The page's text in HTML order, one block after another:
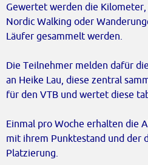
Gewertet werden die
Nordic Walking oder
Läufer gesammelt werden.
Die Teilnehmer melden dafür
an Heike Lau, diese zentral
für den VTB und wertet diese
Einmal pro Woche erhalten die
mit ihrem Punktestand und der
Platzierung.